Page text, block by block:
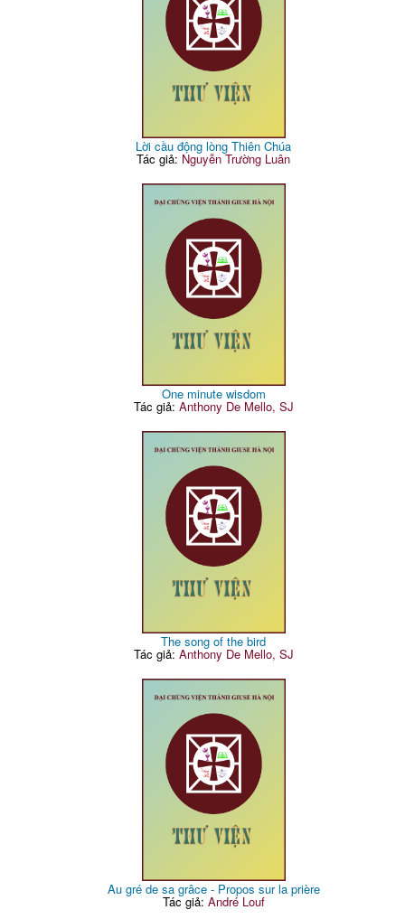
Lời cầu động lòng Thiên Chúa
Tác giả: Nguyễn Trường Luân
One minute wisdom
Tác giả: Anthony De Mello, SJ
The song of the bird
Tác giả: Anthony De Mello, SJ
Au gré de sa grâce - Propos sur la prière
Tác giả: André Louf